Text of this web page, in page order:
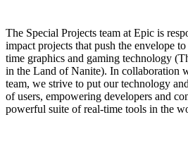
The Special Projects team at Epic is
impact projects that push the envelope
time graphics and gaming technology
in the Land of Nanite). In collaboration
team, we strive to put our technology
of users, empowering developers and
powerful suite of real-time tools in the